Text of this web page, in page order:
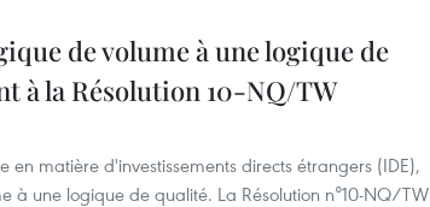
de volume à une logique de
à la Résolution 10-NQ/TW
en matière d'investissements directs étrangers (IDE),
à une logique de qualité. La Résolution n°10-NQ/TW